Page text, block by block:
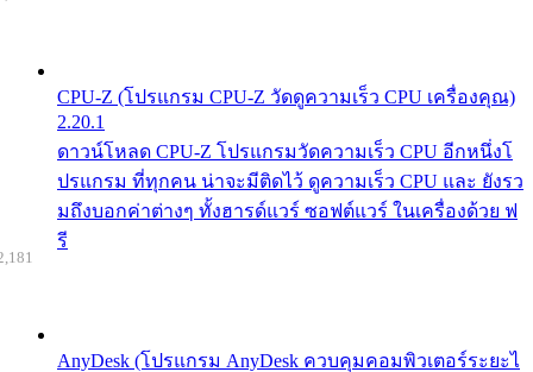
CPU-Z (โปรแกรม CPU-Z วัดดูความเร็ว CPU เครื่องคุณ)
2.20.1
ดาวน์โหลด CPU-Z โปรแกรมวัดความเร็ว CPU อีกหนึ่งโ
ปรแกรม ที่ทุกคน น่าจะมีติดไว้ ดูความเร็ว CPU และ ยังรว
มถึงบอกค่าต่างๆ ทั้งฮารด์แวร์ ซอฟต์แวร์ ในเครื่องด้วย ฟ
รี
AnyDesk (โปรแกรม AnyDesk ควบคุมคอมพิวเตอร์ระยะไ